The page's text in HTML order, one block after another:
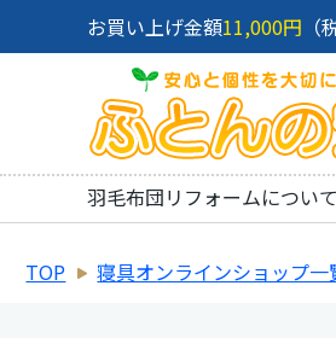
お買い上げ金額11,000円
羽毛布団リフォームについて
TOP 寝具オンラインショップ一